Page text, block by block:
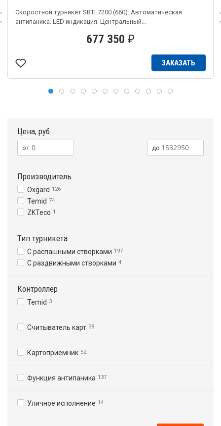
Скоростной турникет SBTL7200 (660). Автоматическая
антипаника. LED индикация. Центральный...
677 350 ₽
ЗАКАЗАТЬ
Цена, руб
Производитель
Oxgard 126
Temid 74
ZKTeco 1
Тип турникета
С распашными створками 197
С раздвижными створками 4
Контроллер
Temid 3
Считыватель карт 38
Картоприёмник 52
Функция антипаника 137
Уличное исполнение 14